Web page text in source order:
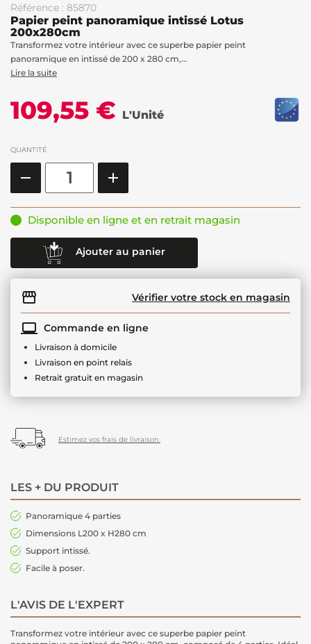
Référence : 85870
Papier peint panoramique intissé Lotus
200x280cm
Transformez votre intérieur avec ce superbe papier peint
panoramique en intissé de 200 x 280 cm,...
Lire la suite
109,55 € L'Unité
QUANTITÉ
Disponible en ligne et en retrait magasin
Ajouter au panier
Vérifier votre stock en magasin
Commande en ligne
Livraison à domicile
Livraison en point relais
Retrait gratuit en magasin
Estimez vos frais de livraison.
LES + DU PRODUIT
Panoramique 4 parties
Dimensions L200 x H280 cm
Support intissé.
Facile à poser.
L'AVIS DE L'EXPERT
Transformez votre intérieur avec ce superbe papier peint